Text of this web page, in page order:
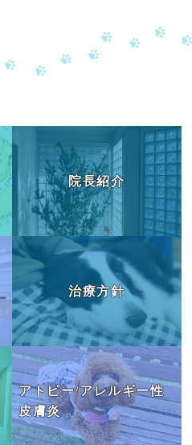
院長紹介
治療方針
アトピー/アレルギー性
皮膚炎